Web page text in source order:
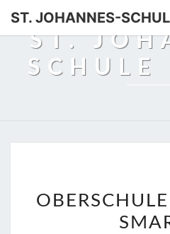
Skip
content
ST. JOHANNES-
ST.
SCHULE